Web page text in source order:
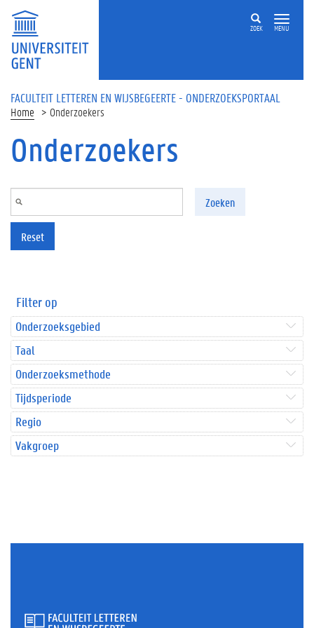
Overslaan en naar de inhoud gaan
ZOEK MENU
FACULTEIT LETTEREN EN WIJSBEGEERTE - ONDERZOEKSPORTAAL
Home Onderzoekers
Onderzoekers
Zoeken
Reset
Filter op
Onderzoeksgebied
Taal
Onderzoeksmethode
Tijdsperiode
Regio
Vakgroep